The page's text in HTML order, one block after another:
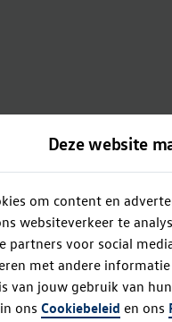
Deze website
om content en
websiteverkeer te
partners voor social
met andere
van jouw gebruik van
ons Cookiebeleid en ons